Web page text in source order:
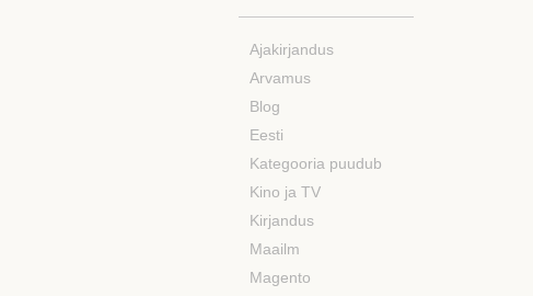
Ajakirjandus
Arvamus
Blog
Eesti
Kategooria puudub
Kino ja TV
Kirjandus
Maailm
Magento